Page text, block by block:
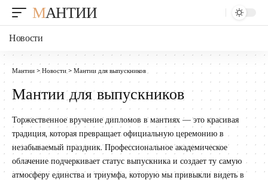
МАНТИИ
Новости
Мантии >Новости> Мантии для выпускников
Мантии для выпускников
Торжественное вручение дипломов в мантиях — это красивая
традиция, которая превращает официальную церемонию в
незабываемый праздник. Профессиональное академическое
облачение подчеркивает статус выпускника и создает ту самую
атмосферу единства и триумфа, которую мы привыкли видеть в